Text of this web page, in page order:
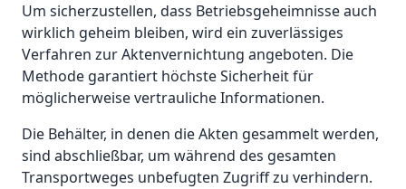
Um sicherzustellen, dass Betriebsgeheimnisse auch
wirklich geheim bleiben, wird ein zuverlässiges
Verfahren zur Aktenvernichtung angeboten. Die
Methode garantiert höchste Sicherheit für
möglicherweise vertrauliche Informationen.
Die Behälter, in denen die Akten gesammelt werden,
sind abschließbar, um während des gesamten
Transportweges unbefugten Zugriff zu verhindern.